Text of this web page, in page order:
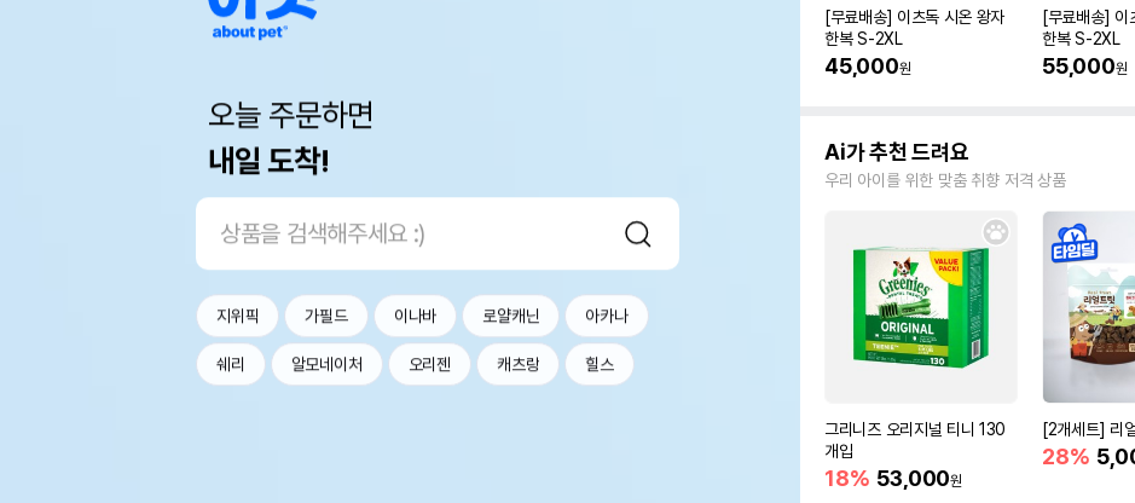
오늘 주문하면
내일 도착!
지위픽 가필드 이나바 로얄캐닌 아카나
쉐리 알모네이처 오리젠 캐츠랑 힐스
[무료배송] 이츠독 시온 왕자
한복 S-2XL
45,000원
[무료배송] 이
한복 S-2XL
55,000원
Ai가 추천 드려요
우리 아이를 위한 맞춤 취향 저격 상품
그리니즈 오리지널 티니 130
개입
18% 53,000원
[2개세트] 리
28%